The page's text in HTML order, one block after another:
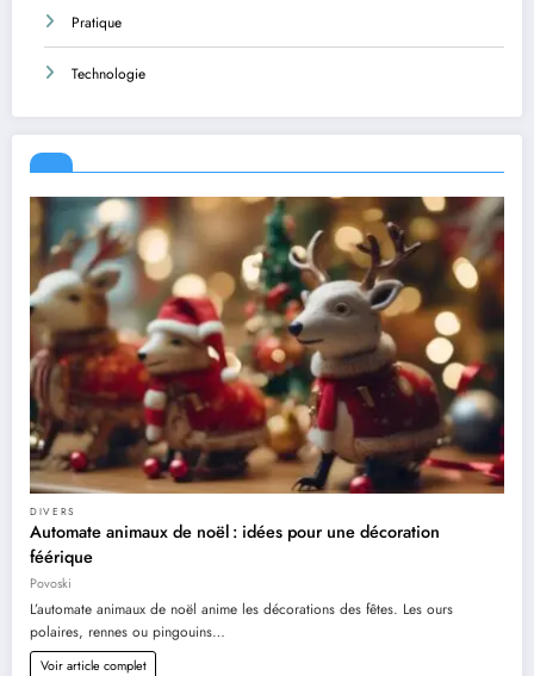
Pratique
Technologie
DIVERS
Automate animaux de noël : idées pour une décoration
féérique
Povoski
L’automate animaux de noël anime les décorations des fêtes. Les ours
polaires, rennes ou pingouins…
Voir article complet